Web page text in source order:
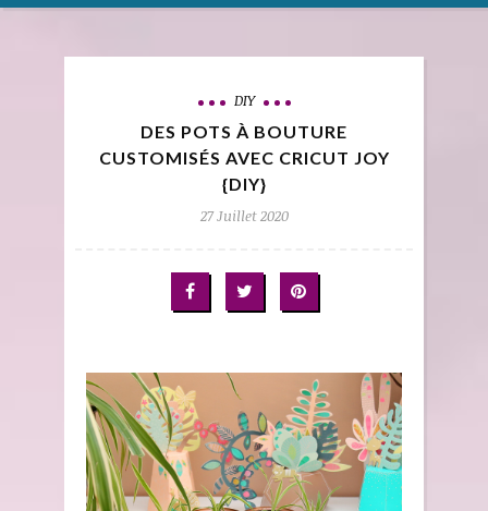
DIY
DES POTS À BOUTURE
CUSTOMISÉS AVEC CRICUT JOY
{DIY}
27 Juillet 2020